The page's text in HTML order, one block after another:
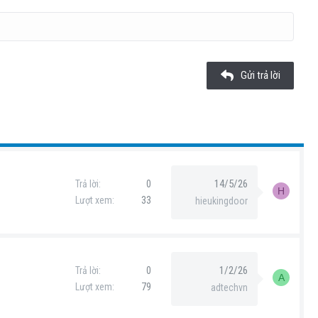
Gửi trả lời
Trả lời
0
Lượt xem
33
14/5/26
hieukingdoor
H
Trả lời
0
Lượt xem
79
1/2/26
adtechvn
A